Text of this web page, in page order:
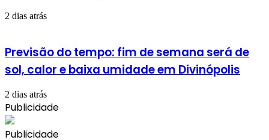
2 dias atrás
Previsão do tempo: fim de semana será de
sol, calor e baixa umidade em Divinópolis
2 dias atrás
Publicidade
Publicidade